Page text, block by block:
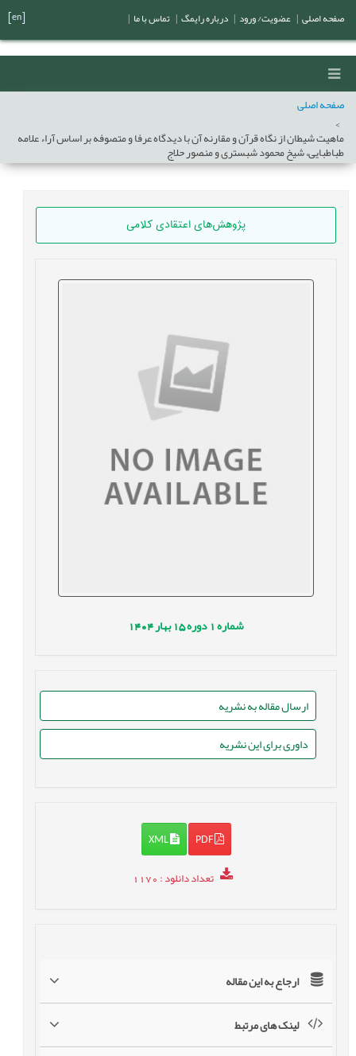
صفحه اصلی
ماهیت شیطان از نگاه قرآن و مقارنه آن با دیدگاه عرفا و متصوفه بر اساس آراء علامه
طباطبایی، شیخ محمود شبستری و منصور حلاج
پژوهش‌های اعتقادی کلامی
شماره1 دوره15 بهار1404
ارسال مقاله به نشریه
داوری برای این نشریه
PDF
XML
تعداد دانلود: 1170
ارجاع به این مقاله
لینک های مرتبط
صفحه اصلی عضویت/ ورود درباره رایمگ تماس با ما